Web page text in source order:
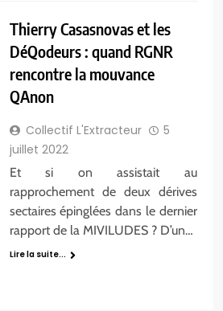
Thierry Casasnovas et les
DéQodeurs : quand RGNR
rencontre la mouvance
QAnon
Collectif L'Extracteur
5
juillet 2022
Et si on assistait au
rapprochement de deux dérives
sectaires épinglées dans le dernier
rapport de la MIVILUDES ? D’un…
Lire la suite...